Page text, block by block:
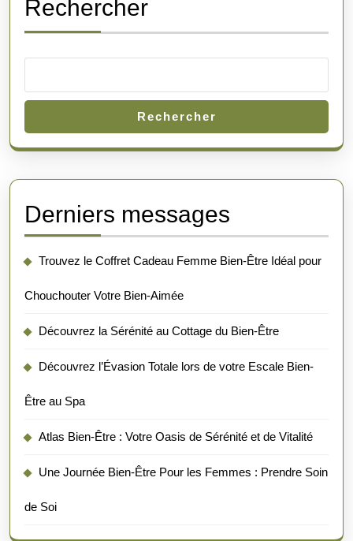
Rechercher
Rechercher
Derniers messages
Trouvez le Coffret Cadeau Femme Bien-Être Idéal pour
Chouchouter Votre Bien-Aimée
Découvrez la Sérénité au Cottage du Bien-Être
Découvrez l’Évasion Totale lors de votre Escale Bien-
Être au Spa
Atlas Bien-Être : Votre Oasis de Sérénité et de Vitalité
Une Journée Bien-Être Pour les Femmes : Prendre Soin
de Soi